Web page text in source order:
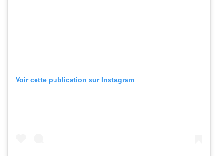
Voir cette publication sur Instagram